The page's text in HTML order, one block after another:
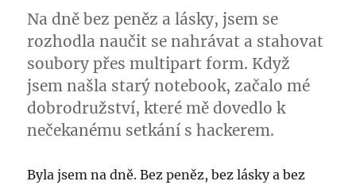
Na dně bez peněz a lásky, jsem se
rozhodla naučit se nahrávat a stahovat
soubory přes multipart form. Když
jsem našla starý notebook, začalo mé
dobrodružství, které mě dovedlo k
nečekanému setkání s hackerem.
Byla jsem na dně. Bez peněz, bez lásky a bez